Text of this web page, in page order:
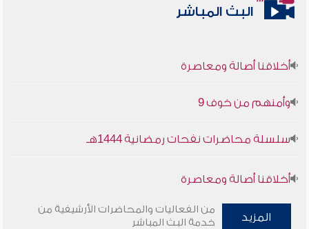
البث المباشر
أخلاقنا أصالة ومعاصرة
وأمنهم من خوف 9
سلسلة محاضرات نفحات رمضانية 1444هـ
أخلاقنا أصالة ومعاصرة
وأمنهم من خوف 9
المزيد
من الفعاليات والمحاضرات الأرشيفية من
خدمة البث المباشر